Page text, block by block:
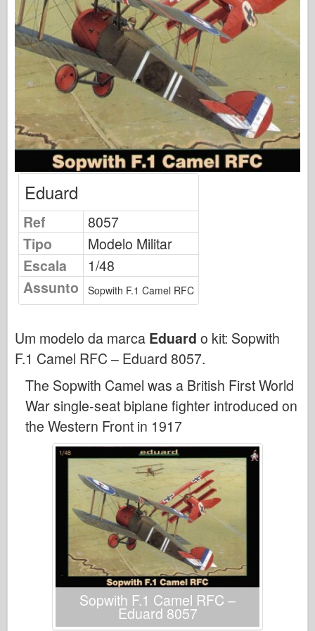
Editora Osprey
Sinal de Esquadrão
TankPower
Caminhões e Tanques
Waffen-Arsenal
Wydawnictwo Militaria
Maquettes
Academia
Modelos Ace
Clube AFV
Airfix
Força Aérea
Modelo AZ
Cyber-Hobby
Dnepromodel
Dragão
Eduard
Modelo E.T.
Moldes finos
Forças de Valor
FriulModel
Hasegawa
HobbyBoss
Modelos IBG
Eduard
Ref
8057
Tipo
Modelo Militar
Escala
1/48
Assunto
Sopwith F.1 Camel RFC
Um modelo da marca Eduard o kit: Sopwith
F.1 Camel RFC – Eduard 8057.
The Sopwith Camel was a British First World
War single-seat biplane fighter introduced on
the Western Front in 1917
Sopwith F.1 Camel RFC –
Eduard 8057